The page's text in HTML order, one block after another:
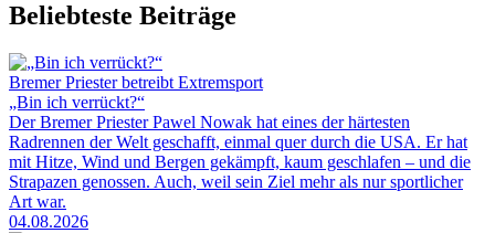
Beliebteste Beiträge
Bremer Priester betreibt Extremsport
„Bin ich verrückt?“
Der Bremer Priester Pawel Nowak hat eines der härtesten
Radrennen der Welt geschafft, einmal quer durch die USA. Er hat
mit Hitze, Wind und Bergen gekämpft, kaum geschlafen – und die
Strapazen genossen. Auch, weil sein Ziel mehr als nur sportlicher
Art war.
04.08.2026